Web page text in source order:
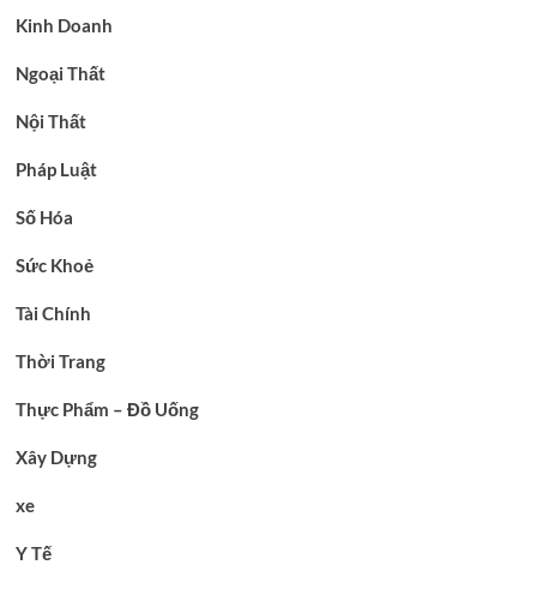
Kinh Doanh
Ngoại Thất
Nội Thất
Pháp Luật
Số Hóa
Sức Khoẻ
Tài Chính
Thời Trang
Thực Phẩm – Đồ Uống
Xây Dựng
xe
Y Tế